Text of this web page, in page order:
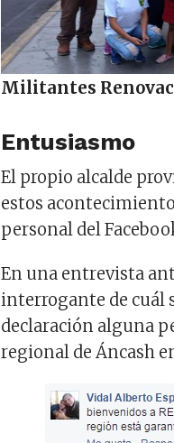
Militantes
Entusiasmo
El propio alcalde
estos
personal del
En una entrevista
interrogante de cuál
declaración alguna
regional de Áncash